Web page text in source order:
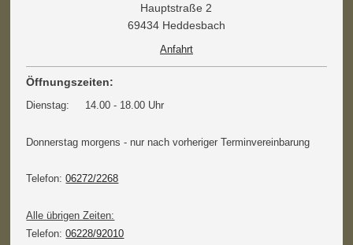
Hauptstraße 2
69434 Heddesbach
Anfahrt
Öffnungszeiten:
Dienstag: 14.00 - 18.00 Uhr
Donnerstag morgens - nur nach vorheriger Terminvereinbarung
Telefon:06272/2268
Alle übrigen Zeiten:
Telefon:06228/92010